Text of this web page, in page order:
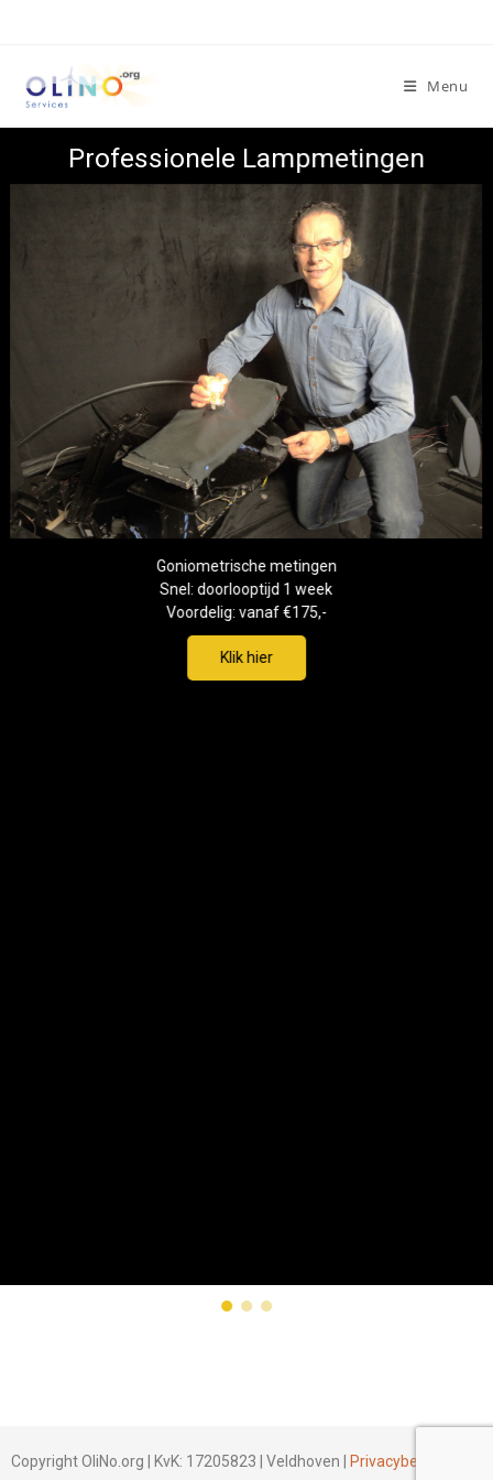
Menu
Professionele Lampmetingen
Goniometrische metingen
Snel: doorlooptijd 1 week
Voordelig: vanaf €175,-
Klik hier
Copyright OliNo.org | KvK: 17205823 | Veldhoven | Privacybeleid